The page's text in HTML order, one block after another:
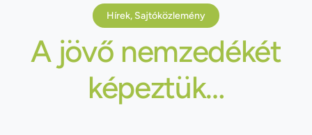
Hírek, Sajtóközlemény
A jövő nemzedékét
képeztük…